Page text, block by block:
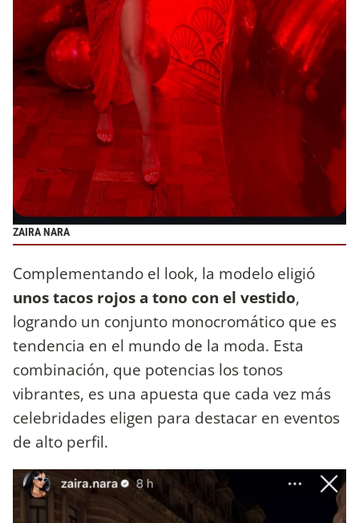
ZAIRA NARA
Complementando el look, la modelo eligió
unos tacos rojos a tono con el vestido,
logrando un conjunto monocromático que es
tendencia en el mundo de la moda. Esta
combinación, que potencias los tonos
vibrantes, es una apuesta que cada vez más
celebridades eligen para destacar en eventos
de alto perfil.